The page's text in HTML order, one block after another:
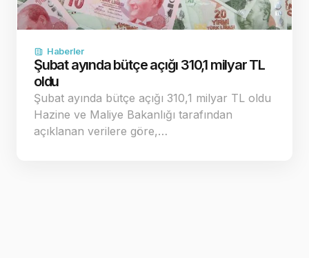
Haberler
Şubat ayında bütçe açığı 310,1 milyar TL
oldu
Şubat ayında bütçe açığı 310,1 milyar TL oldu
Hazine ve Maliye Bakanlığı tarafından
açıklanan verilere göre,…